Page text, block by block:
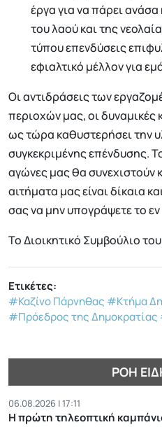
έργα για να πάρει
του λαού και της
τύπου επενδύσεις
εφιαλτικό μέλλον για
Οι αντιδράσεις των
περιοχών μας, οι δυναμικές
ως τώρα καθυστερήσει την
συγκεκριμένης επένδυσης.
αγώνες μας θα συνεχιστούν
αιτήματα μας είναι δίκαια
σας να μην υπογράψετε το
Το Διοικητικό Συμβούλιο
Ετικέτες:
#Καζίνο Πάρνηθας #Κτήμα
#Πρόεδρος της Δημοκρατίας
ΡΟΉ
06.08.2026 | 17:11
Η πρώτη τηλεοπτική